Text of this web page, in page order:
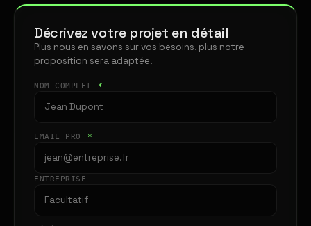
Décrivez votre projet en détail
Plus nous en savons sur vos besoins, plus notre
proposition sera adaptée.
NOM COMPLET *
EMAIL PRO *
ENTREPRISE